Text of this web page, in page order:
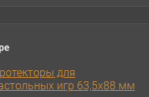
для
игр 63,5х88 мм